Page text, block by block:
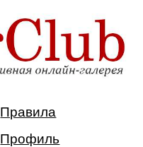
Правила
Профиль